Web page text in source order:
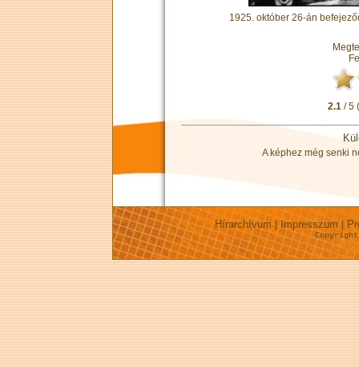
1925. október 26-án
2.1/ 5
A képhez még senki
Hírarchívum |Impresszum